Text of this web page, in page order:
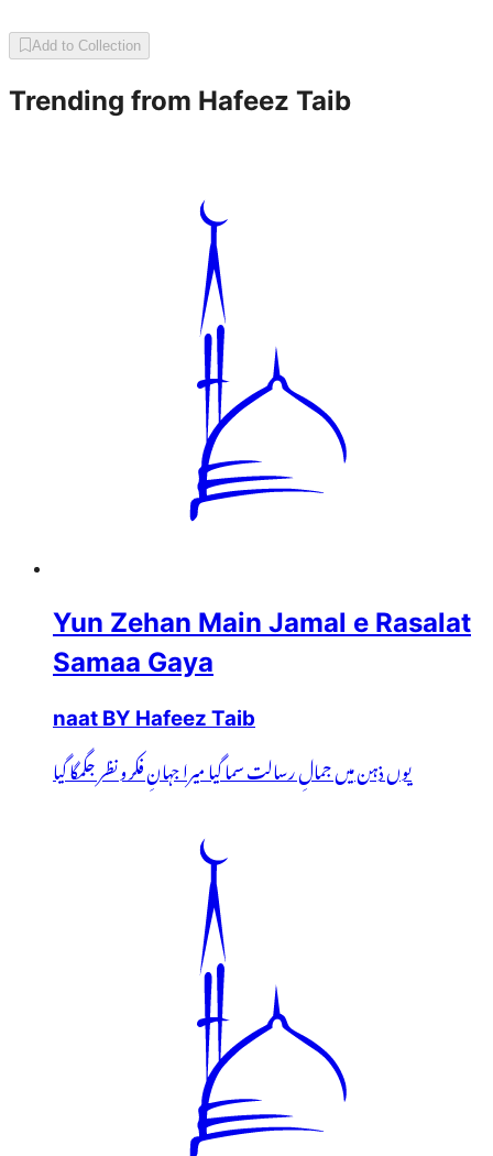
Add to Collection
Trending from Hafeez Taib
Yun Zehan Main Jamal e Rasalat
Samaa Gaya
naat BY Hafeez Taib
یوں ذہن میں جمالِ رسالت سما گیا میرا جہانِ فکر و نظر جگمگا گیا